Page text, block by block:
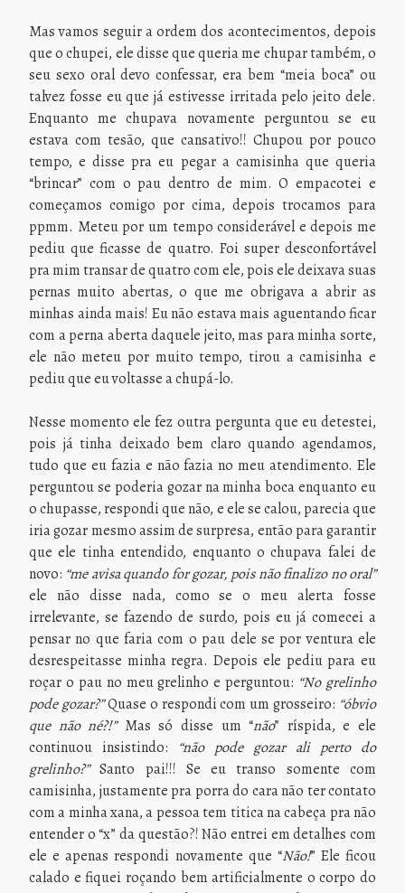
Mas vamos seguir a ordem dos acontecimentos, depois
que o chupei, ele disse que queria me chupar também, o
seu sexo oral devo confessar, era bem “meia boca” ou
talvez fosse eu que já estivesse irritada pelo jeito dele.
Enquanto me chupava novamente perguntou se eu
estava com tesão, que cansativo!! Chupou por pouco
tempo, e disse pra eu pegar a camisinha que queria
“brincar” com o pau dentro de mim. O empacotei e
começamos comigo por cima, depois trocamos para
ppmm. Meteu por um tempo considerável e depois me
pediu que ficasse de quatro. Foi super desconfortável
pra mim transar de quatro com ele, pois ele deixava suas
pernas muito abertas, o que me obrigava a abrir as
minhas ainda mais! Eu não estava mais aguentando ficar
com a perna aberta daquele jeito, mas para minha sorte,
ele não meteu por muito tempo, tirou a camisinha e
pediu que eu voltasse a chupá-lo.
Nesse momento ele fez outra pergunta que eu detestei,
pois já tinha deixado bem claro quando agendamos,
tudo que eu fazia e não fazia no meu atendimento. Ele
perguntou se poderia gozar na minha boca enquanto eu
o chupasse, respondi que não, e ele se calou, parecia que
iria gozar mesmo assim de surpresa, então para garantir
que ele tinha entendido, enquanto o chupava falei de
novo: “me avisa quando for gozar, pois não finalizo no oral”
ele não disse nada, como se o meu alerta fosse
irrelevante, se fazendo de surdo, pois eu já comecei a
pensar no que faria com o pau dele se por ventura ele
desrespeitasse minha regra. Depois ele pediu para eu
roçar o pau no meu grelinho e perguntou: “No grelinho
pode gozar?”Quase o respondi com um grosseiro: “óbvio
que não né?!”Mas só disse um “não” ríspida, e ele
continuou insistindo: “não pode gozar ali perto do
grelinho?”Santo pai!!! Se eu transo somente com
camisinha, justamente pra porra do cara não ter contato
com a minha xana, a pessoa tem titica na cabeça pra não
entender o “x” da questão?! Não entrei em detalhes com
ele e apenas respondi novamente que “Não!” Ele ficou
calado e fiquei roçando bem artificialmente o corpo do